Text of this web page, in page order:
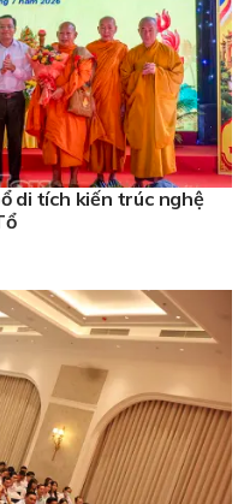
di tích kiến trúc nghệ